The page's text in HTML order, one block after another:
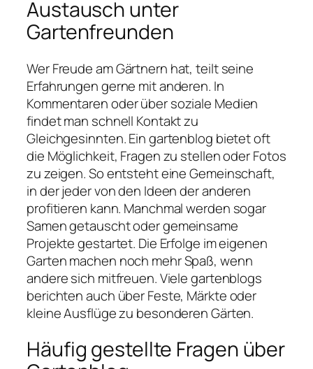
Austausch unter
Gartenfreunden
Wer Freude am Gärtnern hat, teilt seine
Erfahrungen gerne mit anderen. In
Kommentaren oder über soziale Medien
findet man schnell Kontakt zu
Gleichgesinnten. Ein gartenblog bietet oft
die Möglichkeit, Fragen zu stellen oder Fotos
zu zeigen. So entsteht eine Gemeinschaft,
in der jeder von den Ideen der anderen
profitieren kann. Manchmal werden sogar
Samen getauscht oder gemeinsame
Projekte gestartet. Die Erfolge im eigenen
Garten machen noch mehr Spaß, wenn
andere sich mitfreuen. Viele gartenblogs
berichten auch über Feste, Märkte oder
kleine Ausflüge zu besonderen Gärten.
Häufig gestellte Fragen über